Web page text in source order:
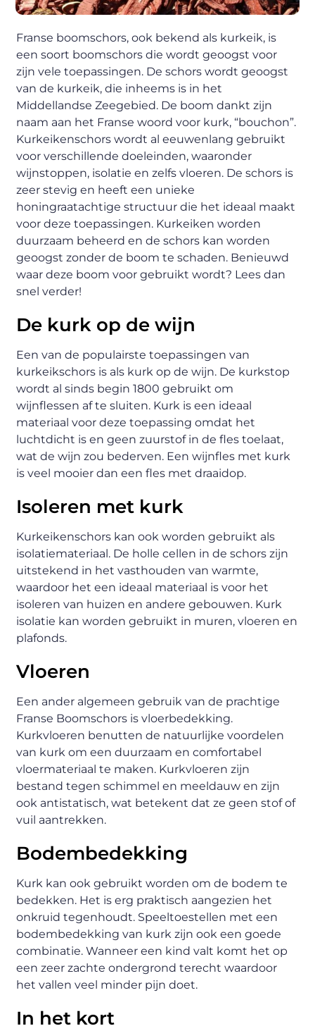
Franse boomschors, ook bekend als kurkeik, is
een soort boomschors die wordt geoogst voor
zijn vele toepassingen. De schors wordt geoogst
van de kurkeik, die inheems is in het
Middellandse Zeegebied. De boom dankt zijn
naam aan het Franse woord voor kurk, “bouchon”.
Kurkeikenschors wordt al eeuwenlang gebruikt
voor verschillende doeleinden, waaronder
wijnstoppen, isolatie en zelfs vloeren. De schors is
zeer stevig en heeft een unieke
honingraatachtige structuur die het ideaal maakt
voor deze toepassingen. Kurkeiken worden
duurzaam beheerd en de schors kan worden
geoogst zonder de boom te schaden. Benieuwd
waar deze boom voor gebruikt wordt? Lees dan
snel verder!
De kurk op de wijn
Een van de populairste toepassingen van
kurkeikschors is als kurk op de wijn. De kurkstop
wordt al sinds begin 1800 gebruikt om
wijnflessen af te sluiten. Kurk is een ideaal
materiaal voor deze toepassing omdat het
luchtdicht is en geen zuurstof in de fles toelaat,
wat de wijn zou bederven. Een wijnfles met kurk
is veel mooier dan een fles met draaidop.
Isoleren met kurk
Kurkeikenschors kan ook worden gebruikt als
isolatiemateriaal. De holle cellen in de schors zijn
uitstekend in het vasthouden van warmte,
waardoor het een ideaal materiaal is voor het
isoleren van huizen en andere gebouwen. Kurk
isolatie kan worden gebruikt in muren, vloeren en
plafonds.
Vloeren
Een ander algemeen gebruik van de prachtige
Franse Boomschors is vloerbedekking.
Kurkvloeren benutten de natuurlijke voordelen
van kurk om een duurzaam en comfortabel
vloermateriaal te maken. Kurkvloeren zijn
bestand tegen schimmel en meeldauw en zijn
ook antistatisch, wat betekent dat ze geen stof of
vuil aantrekken.
Bodembedekking
Kurk kan ook gebruikt worden om de bodem te
bedekken. Het is erg praktisch aangezien het
onkruid tegenhoudt. Speeltoestellen met een
bodembedekking van kurk zijn ook een goede
combinatie. Wanneer een kind valt komt het op
een zeer zachte ondergrond terecht waardoor
het vallen veel minder pijn doet.
In het kort